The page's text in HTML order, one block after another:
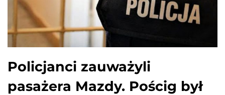
Policjanci zauważyli
pasażera Mazdy. Pościg był